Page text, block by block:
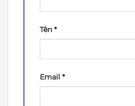
Tên *
Email *